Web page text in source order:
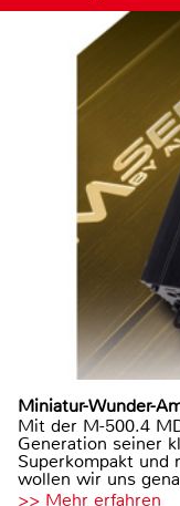
Miniatur-Wunder-
Mit der M-500.4
Generation seiner
Superkompakt und
wollen wir uns
>> Mehr erfahren